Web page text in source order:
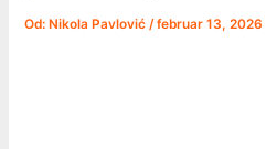
Od: Nikola Pavlović/februar 13, 2026